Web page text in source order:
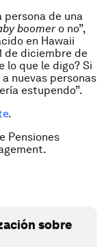
persona de una
boomero no”,
en Hawaii
de diciembre de
lo que le digo? Si
nuevas personas
estupendo”.
.
Pensiones
sobre